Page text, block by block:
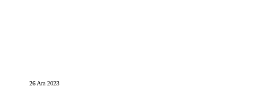
26 Ara 2023